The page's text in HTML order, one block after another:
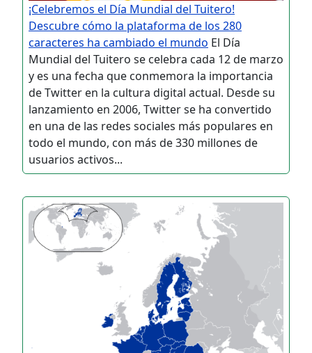
¡Celebremos el Día Mundial del Tuitero!
Descubre cómo la plataforma de los 280
caracteres ha cambiado el mundo El Día
Mundial del Tuitero se celebra cada 12 de marzo
y es una fecha que conmemora la importancia
de Twitter en la cultura digital actual. Desde su
lanzamiento en 2006, Twitter se ha convertido
en una de las redes sociales más populares en
todo el mundo, con más de 330 millones de
usuarios activos...